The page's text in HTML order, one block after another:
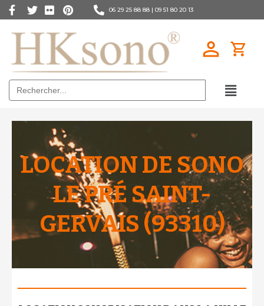
06 29 25 88 88 | 09 51 80 20 13
Search
for:
LOCATION DE SONO
LE PRÉ SAINT-
GERVAIS (93310)